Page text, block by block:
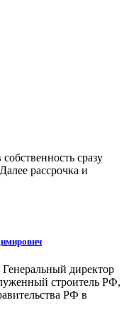
сразу
рассрочка и
директор
строитель РФ,
РФ в